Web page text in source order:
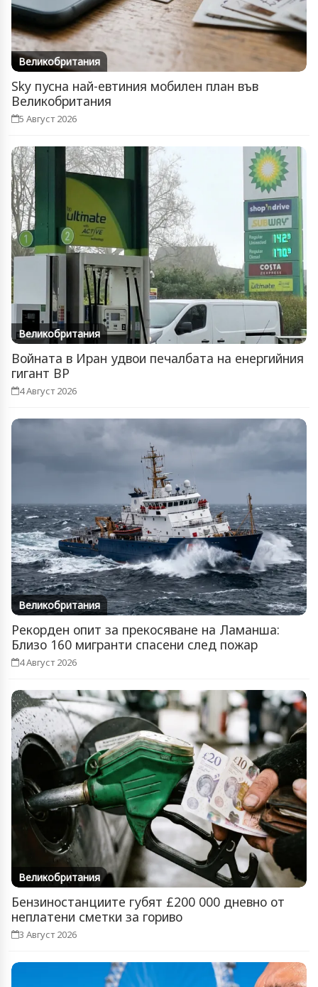
Великобритания
Sky пусна най-евтиния мобилен план във
Великобритания
5 Август 2026
Великобритания
Войната в Иран удвои печалбата на енергийния
гигант BP
4 Август 2026
Великобритания
Рекорден опит за прекосяване на Ламанша:
Близо 160 мигранти спасени след пожар
4 Август 2026
Великобритания
Бензиностанциите губят £200 000 дневно от
неплатени сметки за гориво
3 Август 2026